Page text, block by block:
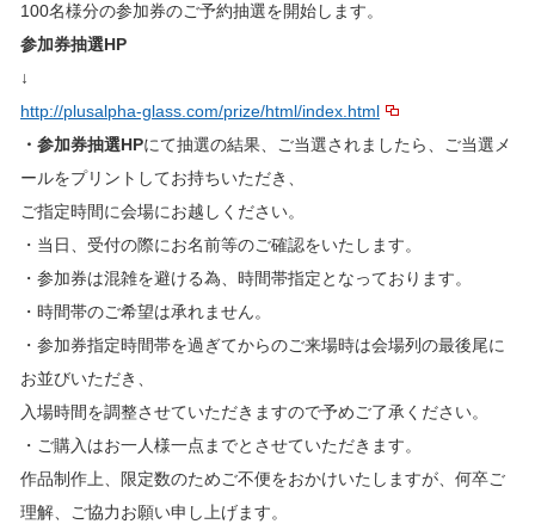
100名様分の参加券のご予約抽選を開始します。
参加券抽選HP
↓
http://plusalpha-glass.com/prize/html/index.html
・参加券抽選HPにて抽選の結果、ご当選されましたら、ご当選メ
ールをプリントしてお持ちいただき、
ご指定時間に会場にお越しください。
・当日、受付の際にお名前等のご確認をいたします。
・参加券は混雑を避ける為、時間帯指定となっております。
・時間帯のご希望は承れません。
・参加券指定時間帯を過ぎてからのご来場時は会場列の最後尾に
お並びいただき、
入場時間を調整させていただきますので予めご了承ください。
・ご購入はお一人様一点までとさせていただきます。
作品制作上、限定数のためご不便をおかけいたしますが、何卒ご
理解、ご協力お願い申し上げます。